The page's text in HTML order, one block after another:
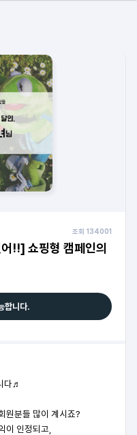
조회 134001
!!] 쇼핑형 캠페인의
합니다.
다♬
원분들 많이 계시죠?
이 인정되고,